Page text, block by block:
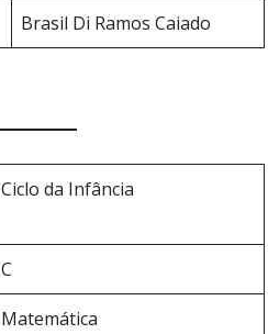
Brasil Di Ramos Caiado
Ciclo da Infância
C
Matemática